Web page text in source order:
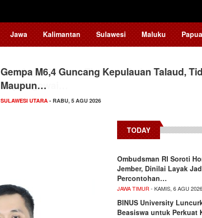
Jawa Kalimantan Sulawesi Maluku Papua
Gempa M6,4 Guncang Kepulauan Talaud,
Maupun…
SULAWESI UTARA - RABU, 5 AGU 2026
TODAY
Ombudsman RI Soroti
Jember, Dinilai Layak
Percontohan…
JAWA TIMUR - KAMIS, 6 AGU 2026
BINUS University
Beasiswa untuk Perkuat